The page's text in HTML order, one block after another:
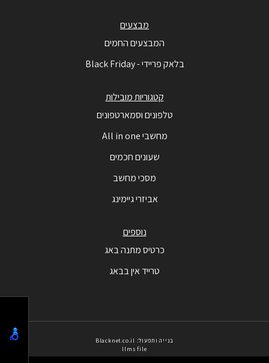
מבצעים
המבצעים החמים
בלאק פריידי - Black Friday
קטגוריות מובילות
טלפונים וסמארטפונים
מחשבי All in one
שעונים חכמים
מסכי מחשב
אביזרי גיימינג
נוספים
כרטיס מתנה באג
טרייד אין בבאג
בנייה ותפעול: Blacknet.co.il
llms file